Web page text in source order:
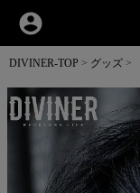
account_circle
DIVINER-TOP グッズ